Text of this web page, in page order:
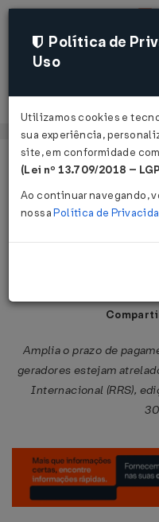
Página Inicial
Decreto Nº
Publicado no
Amplia o prazo de
geradores estejam
Internacional (RRS),
Política de
Uso
Utilizamos cookies e
sua experiência,
site, em conformidade
(Lei nº 13.709/2018 –
Ao continuar navegando,
nossaPolítica de